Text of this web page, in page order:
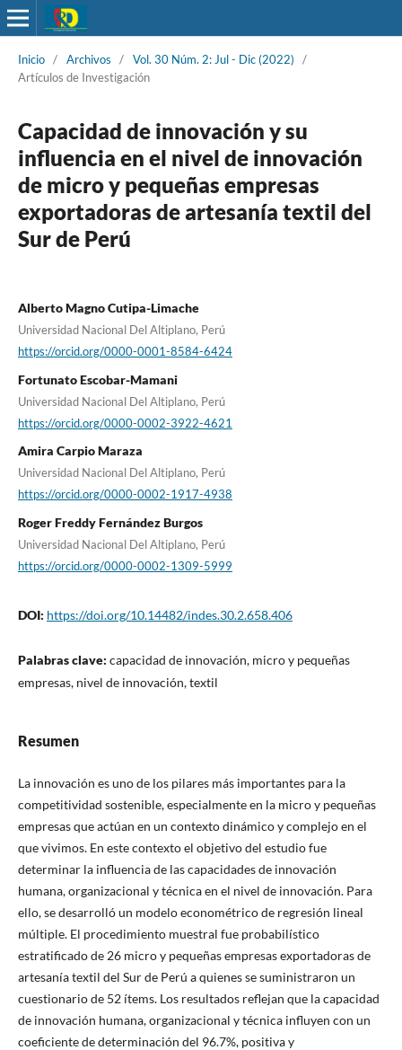
Inicio / Archivos / Vol. 30 Núm. 2: Jul - Dic (2022)
/
Artículos de Investigación
Capacidad de innovación y su
influencia en el nivel de innovación
de micro y pequeñas empresas
exportadoras de artesanía textil del
Sur de Perú
Alberto Magno Cutipa-Limache
Universidad Nacional Del Altiplano, Perú
https://orcid.org/0000-0001-8584-6424
Fortunato Escobar-Mamani
Universidad Nacional Del Altiplano, Perú
https://orcid.org/0000-0002-3922-4621
Amira Carpio Maraza
Universidad Nacional Del Altiplano, Perú
https://orcid.org/0000-0002-1917-4938
Roger Freddy Fernández Burgos
Universidad Nacional Del Altiplano, Perú
https://orcid.org/0000-0002-1309-5999
DOI: https://doi.org/10.14482/indes.30.2.658.406
Palabras clave: capacidad de innovación, micro y pequeñas
empresas, nivel de innovación, textil
Resumen
La innovación es uno de los pilares más importantes para la
competitividad sostenible, especialmente en la micro y pequeñas
empresas que actúan en un contexto dinámico y complejo en el
que vivimos. En este contexto el objetivo del estudio fue
determinar la influencia de las capacidades de innovación
humana, organizacional y técnica en el nivel de innovación. Para
ello, se desarrolló un modelo econométrico de regresión lineal
múltiple. El procedimiento muestral fue probabilístico
estratificado de 26 micro y pequeñas empresas exportadoras de
artesanía textil del Sur de Perú a quienes se suministraron un
cuestionario de 52 ítems. Los resultados reflejan que la capacidad
de innovación humana, organizacional y técnica influyen con un
coeficiente de determinación del 96.7%, positiva y